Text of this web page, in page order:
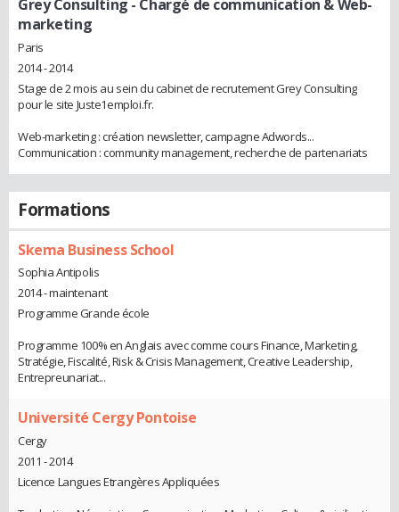
Grey Consulting - Chargé de communication & Web-
marketing
Paris
2014 - 2014
Stage de 2 mois au sein du cabinet de recrutement Grey Consulting
pour le site Juste1emploi.fr.
Web-marketing : création newsletter, campagne Adwords...
Communication : community management, recherche de partenariats
Formations
Skema Business School
Sophia Antipolis
2014 - maintenant
Programme Grande école
Programme 100% en Anglais avec comme cours Finance, Marketing,
Stratégie, Fiscalité, Risk & Crisis Management, Creative Leadership,
Entrepreunariat...
Université Cergy Pontoise
Cergy
2011 - 2014
Licence Langues Etrangères Appliquées